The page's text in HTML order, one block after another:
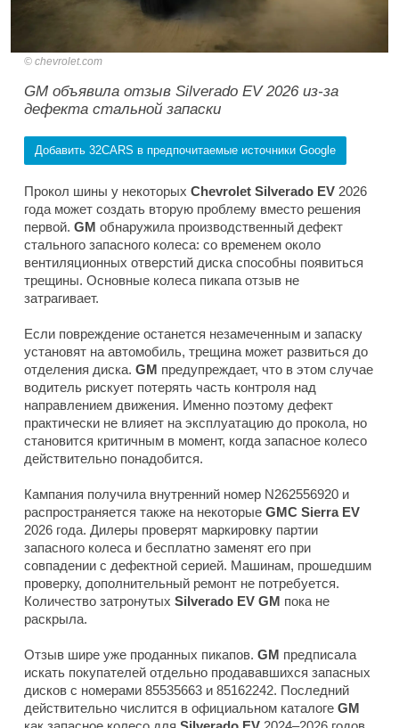
chevrolet.com
GM объявила отзыв Silverado EV 2026 из-за
дефекта стальной запаски
Добавить 32CARS в предпочитаемые источники Google
Прокол шины у некоторых Chevrolet Silverado EV 2026
года может создать вторую проблему вместо решения
первой. GM обнаружила производственный дефект
стального запасного колеса: со временем около
вентиляционных отверстий диска способны появиться
трещины. Основные колеса пикапа отзыв не
затрагивает.
Если повреждение останется незамеченным и запаску
установят на автомобиль, трещина может развиться до
отделения диска. GM предупреждает, что в этом случае
водитель рискует потерять часть контроля над
направлением движения. Именно поэтому дефект
практически не влияет на эксплуатацию до прокола, но
становится критичным в момент, когда запасное колесо
действительно понадобится.
Кампания получила внутренний номер N262556920 и
распространяется также на некоторые GMC Sierra EV
2026 года. Дилеры проверят маркировку партии
запасного колеса и бесплатно заменят его при
совпадении с дефектной серией. Машинам, прошедшим
проверку, дополнительный ремонт не потребуется.
Количество затронутых Silverado EV GM пока не
раскрыла.
Отзыв шире уже проданных пикапов. GM предписала
искать покупателей отдельно продававшихся запасных
дисков с номерами 85535663 и 85162242. Последний
действительно числится в официальном каталоге GM